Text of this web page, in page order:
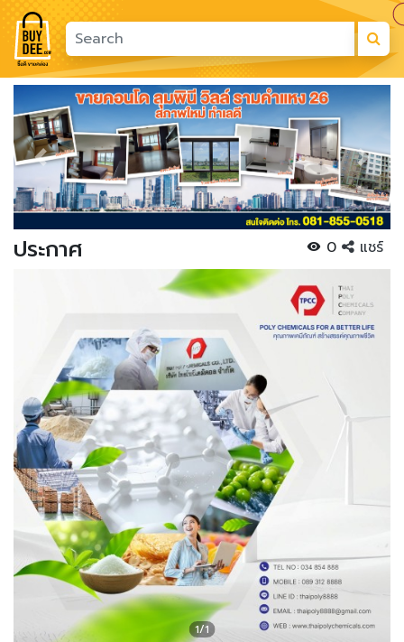
Previous Next
ประกาศ 0 แชร์